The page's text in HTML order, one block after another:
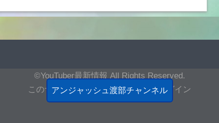
アンジャッシュ渡部チャンネル
©YouTuber最新情報 All Rights Reserved.
このサイトについて | お問合わせ|ログイン